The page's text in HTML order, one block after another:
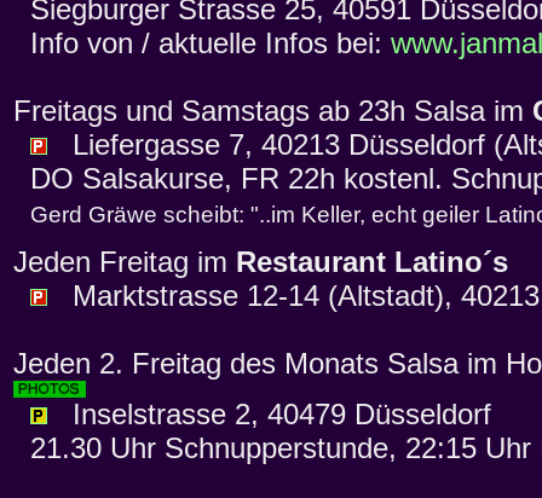
Siegburger Strasse 25, 40591
Info von / aktuelle Infos bei:
Freitags und Samstags ab 23h Salsa im
Liefergasse 7, 40213 Düsseldorf
DO Salsakurse, FR 22h kostenl.
Gerd Gräwe scheibt: "..im Keller, echt geiler
Jeden Freitag im Restaurant Latino´s
Marktstrasse 12-14 (Altstadt),
Jeden 2. Freitag des Monats Salsa im
Inselstrasse 2, 40479 Düsseldorf
21.30 Uhr Schnupperstunde, 22:15 Uhr